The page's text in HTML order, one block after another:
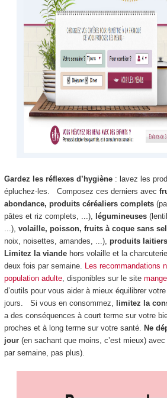
Gardez les réflexes d’hygiène: lavez les
épluchez-les. Composez ces derniers avec
abondance, produits céréaliers complets
pâtes et riz complets, ...), légumineuses
...), volaille, poisson, fruits à coque sans sel
noix, noisettes, amandes, ...), produits laitiers
Limitez la viandehors volaille et la
deux fois par semaine. Les recommandations
population adulte, disponibles sur le site
d’outils pour vous aider à mieux équilibrer
jours. Si vous en consommez,
limitez la
a des conséquences à court terme sur votre
proches et à long terme sur votre santé. Ne
jour(en sachant que moins, c’est mieux)
par semaine, pas plus).